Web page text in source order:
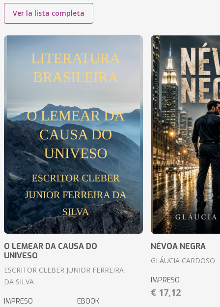
Ver la lista completa
O LEMEAR DA CAUSA DO
UNIVESO
ESCRITOR CLEBER JUNIOR FERREIRA
DA SILVA
IMPRESO EBOOK
NÉVOA NEGRA
GLÁUCIA CARDOSO
IMPRESO
€ 17,12